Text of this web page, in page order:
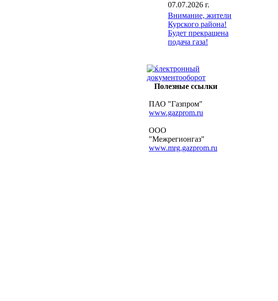
07.07.2026 г.
Внимание, жители
Курского района!
Будет прекращена
подача газа!
Полезные ссылки
ПАО "Газпром"
www.gazprom.ru
ООО
"Межрегионгаз"
www.mrg.gazprom.ru